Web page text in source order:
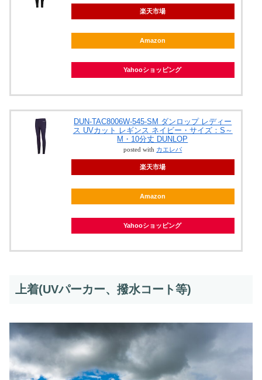
楽天市場
Amazon
Yahooショッピング
DUN-TAC8006W-545-SM ダンロップ レディー
ス UVカット レギンス ネイビー・サイズ：S～
M・10分丈 DUNLOP
posted with カエレバ
楽天市場
Amazon
Yahooショッピング
上着(UVパーカー、撥水コート等)